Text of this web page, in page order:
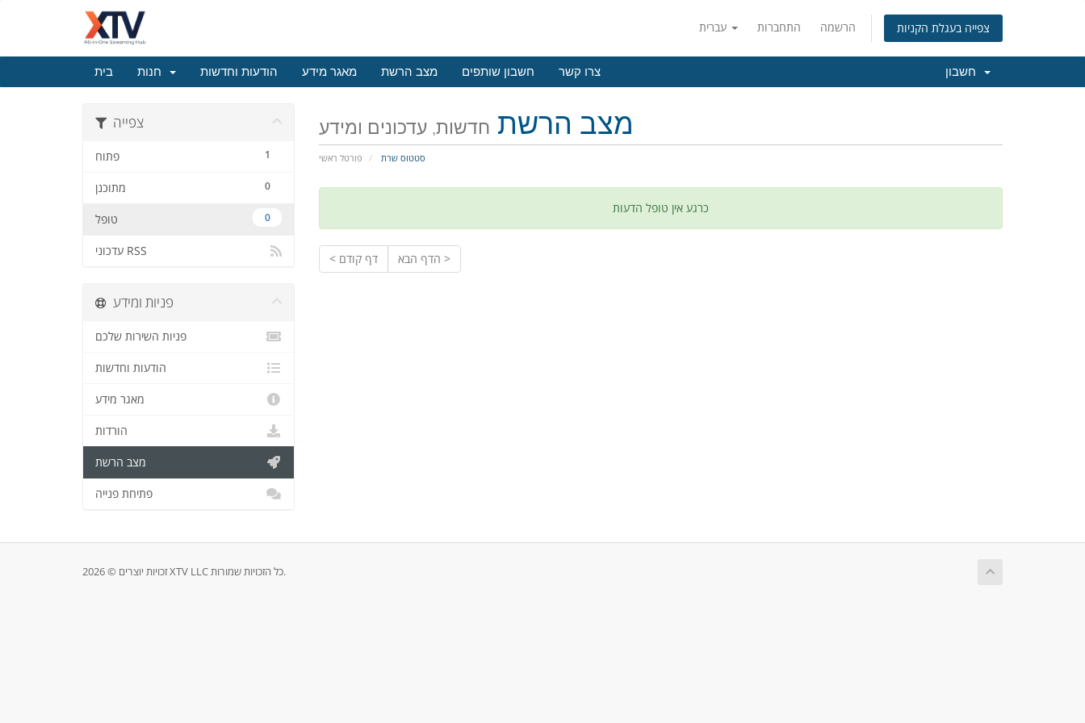
התחברות הרשמה צפייה בעגלת הקניות
בית הודעות וחדשות מאגר מידע מצב הרשת חשבון שותפים צרו קשר
מצב הרשת חדשות, עדכונים ומידע
פורטל ראשי סטטוס שרת
צפייה
1 פתוח
0 מתוכנן
0 טופל
עדכוני RSS
כרגע אין טופל הדעות
< דף קודם הדף הבא >
פניות ומידע
פניות השירות שלכם
הודעות וחדשות
מאגר מידע
הורדות
מצב הרשת
פתיחת פנייה
זכויות יוצרים © 2026 XTV LLC כל הזכויות שמורות.